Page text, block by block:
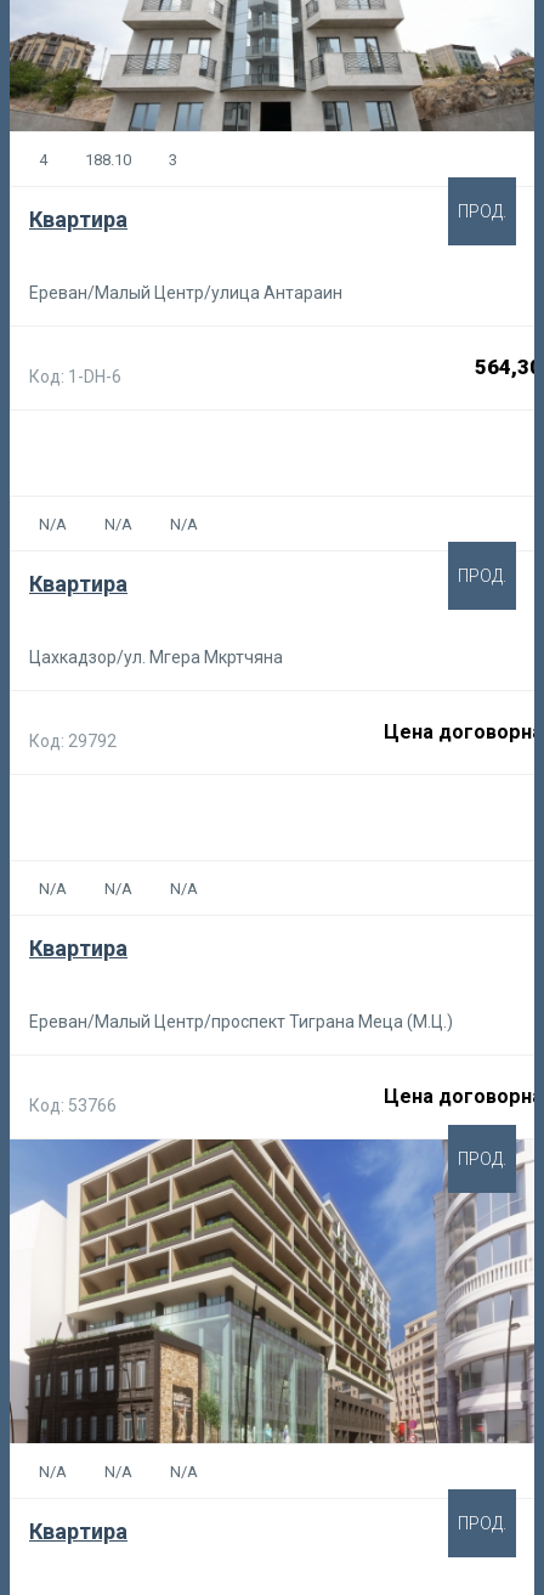
4 188.10 3
Квартира
Ереван/Малый Центр/улица Антараин
Код: 1-DH-6
ПРОД.
N/A N/A N/A
Квартира
Цахкадзор/ул. Мгера Мкртчяна
Код: 29792 Цена
ПРОД.
N/A N/A N/A
Квартира
Ереван/Малый Центр/проспект Тиграна Меца (М.Ц.)
Код: 53766 Цена
ПРОД.
N/A N/A N/A
Квартира ПРОД.